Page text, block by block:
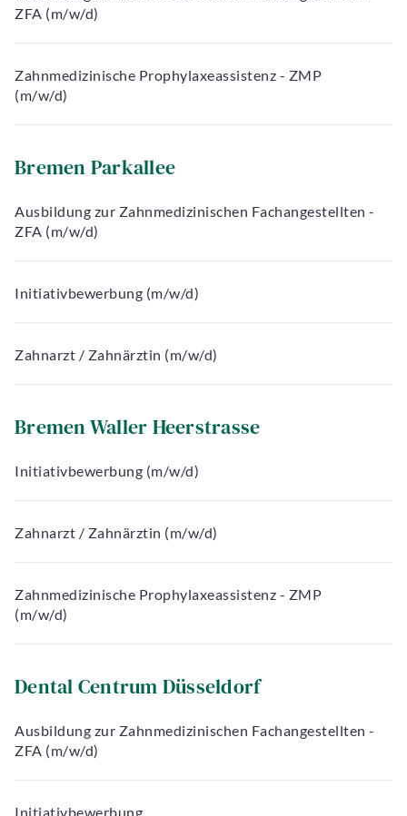
Termin
ZFA (m/w/d)
Zahnmedizinische Prophylaxeassistenz - ZMP
(m/w/d)
Bremen Parkallee
Ausbildung zur Zahnmedizinischen Fachangestellten -
ZFA (m/w/d)
Initiativbewerbung (m/w/d)
Zahnarzt / Zahnärztin (m/w/d)
Bremen Waller Heerstrasse
Initiativbewerbung (m/w/d)
Zahnarzt / Zahnärztin (m/w/d)
Zahnmedizinische Prophylaxeassistenz - ZMP
(m/w/d)
Dental Centrum Düsseldorf
Ausbildung zur Zahnmedizinischen Fachangestellten -
ZFA (m/w/d)
Initiativbewerbung